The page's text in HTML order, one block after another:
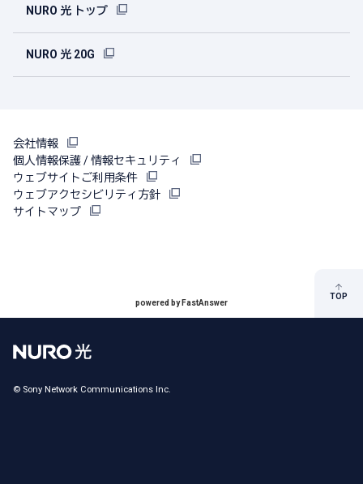
NURO 光 トップ
NURO 光 20G
会社情報
個人情報保護 / 情報セキュリティ
ウェブサイトご利用条件
ウェブアクセシビリティ方針
サイトマップ
powered by FastAnswer
TOP
© Sony Network Communications Inc.